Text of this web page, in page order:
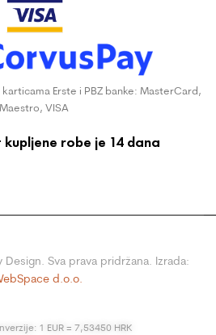
Erste i PBZ banke: MasterCard,
Maestro, VISA
robe je 14 dana
Sva prava pridržana. Izrada:
d.o.o.
1 EUR = 7,53450 HRK